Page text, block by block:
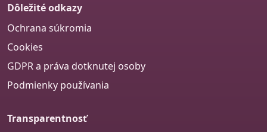
Dôležité odkazy
Ochrana súkromia
Cookies
GDPR a práva dotknutej osoby
Podmienky používania
Transparentnosť